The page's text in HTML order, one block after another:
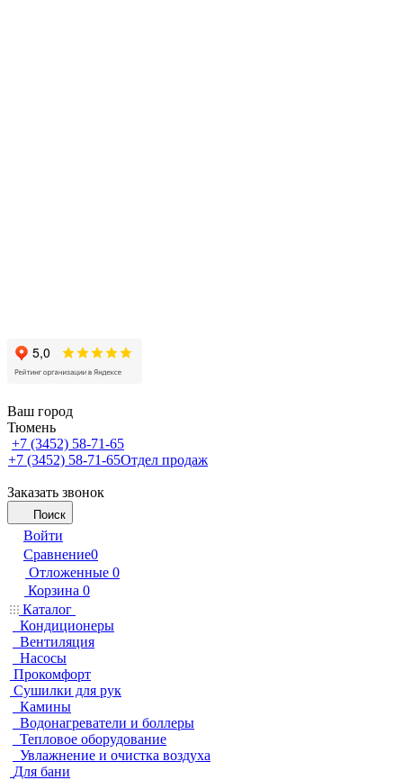
Ваш город
Тюмень
+7 (3452) 58-71-65
+7 (3452) 58-71-65Отдел продаж
Заказать звонок
Поиск
Войти
Сравнение0
Отложенные 0
Корзина 0
Каталог
Кондиционеры
Вентиляция
Насосы
Прокомфорт
Сушилки для рук
Камины
Водонагреватели и боллеры
Тепловое оборудование
Увлажнение и очистка воздуха
Для бани